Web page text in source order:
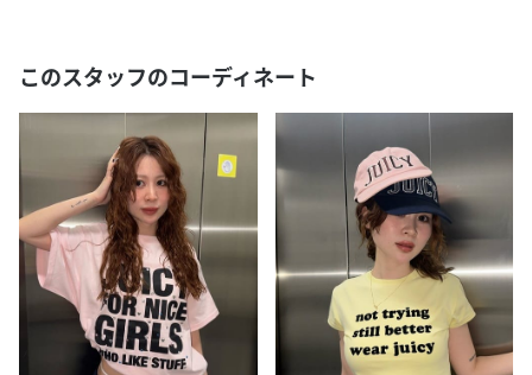
このスタッフのコーディネート